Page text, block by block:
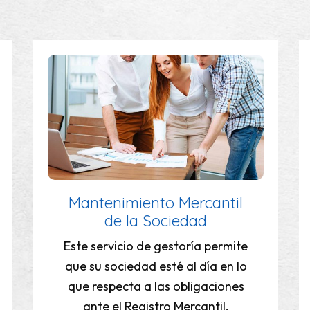
Operaciones Societarias:
Registros y Anuncios en el
BORME
Abordamos la gestión de
cualquier operación societaria,
con estudio previo y